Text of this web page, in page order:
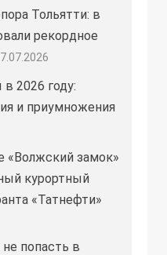
Тольятти: в
рекордное
2026 году:
и приумножения
«Волжский замок»
курортный
«Татнефти»
попасть в